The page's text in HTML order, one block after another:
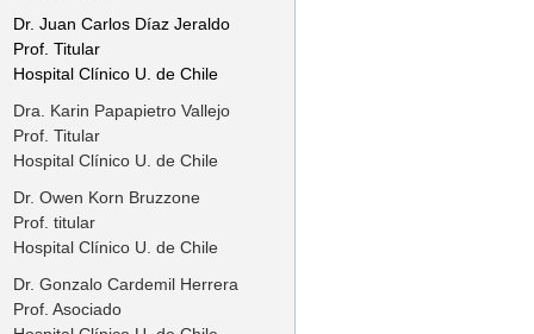
Dr. Juan Carlos Díaz Jeraldo
Prof. Titular
Hospital Clínico U. de Chile
Dra. Karin Papapietro Vallejo
Prof. Titular
Hospital Clínico U. de Chile
Dr. Owen Korn Bruzzone
Prof. titular
Hospital Clínico U. de Chile
Dr. Gonzalo Cardemil Herrera
Prof. Asociado